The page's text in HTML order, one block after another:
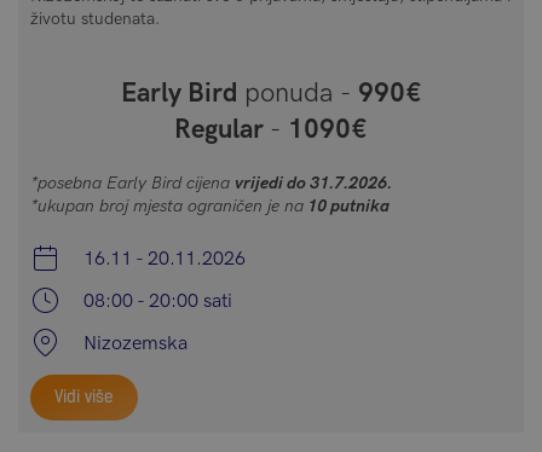
životu studenata.
Early Bird ponuda - 990€
Regular - 1090€
*posebna Early Bird cijena vrijedi do 31.7.2026.
*ukupan broj mjesta ograničen je na 10 putnika
16.11 - 20.11.2026
08:00 - 20:00 sati
Nizozemska
Vidi više